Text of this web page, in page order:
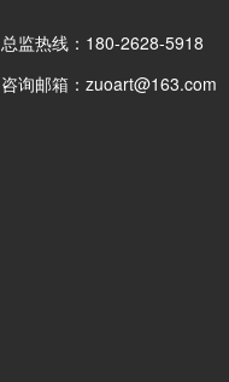
总监热线：180-2628-5918
咨询邮箱：zuoart@163.com